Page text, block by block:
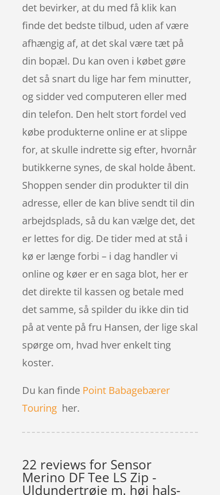
det bevirker, at du med få klik kan
finde det bedste tilbud, uden af være
afhængig af, at det skal være tæt på
din bopæl. Du kan oven i købet gøre
det så snart du lige har fem minutter,
og sidder ved computeren eller med
din telefon. Den helt stort fordel ved
købe produkterne online er at slippe
for, at skulle indrette sig efter, hvornår
butikkerne synes, de skal holde åbent.
Shoppen sender din produkter til din
adresse, eller de kan blive sendt til din
arbejdsplads, så du kan vælge det, det
er lettes for dig. De tider med at stå i
kø er længe forbi – i dag handler vi
online og køer er en saga blot, her er
det direkte til kassen og betale med
det samme, så spilder du ikke din tid
på at vente på fru Hansen, der lige skal
spørge om, hvad hver enkelt ting
koster.
Du kan finde Point Babagebærer
Touringher.
22 reviews for Sensor
Merino DF Tee LS Zip -
Uldundertrøje m. høj hals-